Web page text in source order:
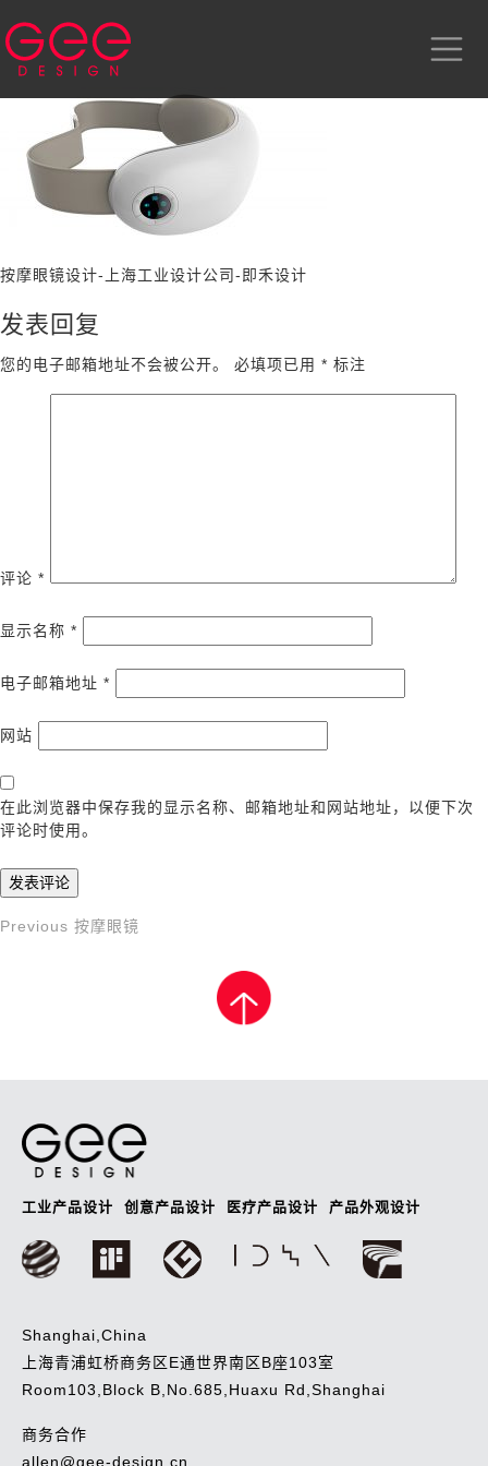
按摩眼镜设计-上海工业设计公司-即禾设计
发表回复
您的电子邮箱地址不会被公开。 必填项已用 * 标注
评论 *
显示名称 *
电子邮箱地址 *
网站
在此浏览器中保存我的显示名称、邮箱地址和网站地址，以便下次
评论时使用。
文
Previous
Previous 按摩眼镜
工业产品设计 创意产品设计 医疗产品设计 产品外观设计
Shanghai,China
上海青浦虹桥商务区E通世界南区B座103室
Room103,Block B,No.685,Huaxu Rd,Shanghai
商务合作
allen@gee-design.cn